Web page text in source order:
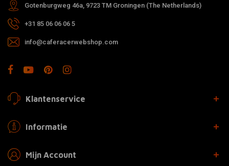
Gotenburgweg 46a, 9723 TM Groningen (The Netherlands)
+31 85 06 06 06 5
info@caferacerwebshop.com
Klantenservice
Informatie
Mijn Account